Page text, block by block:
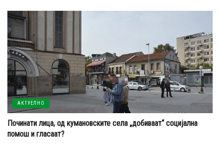
АКТУЕЛНО
Починати лица, од кумановските села „добиваат“ социјална
помош и гласаат?